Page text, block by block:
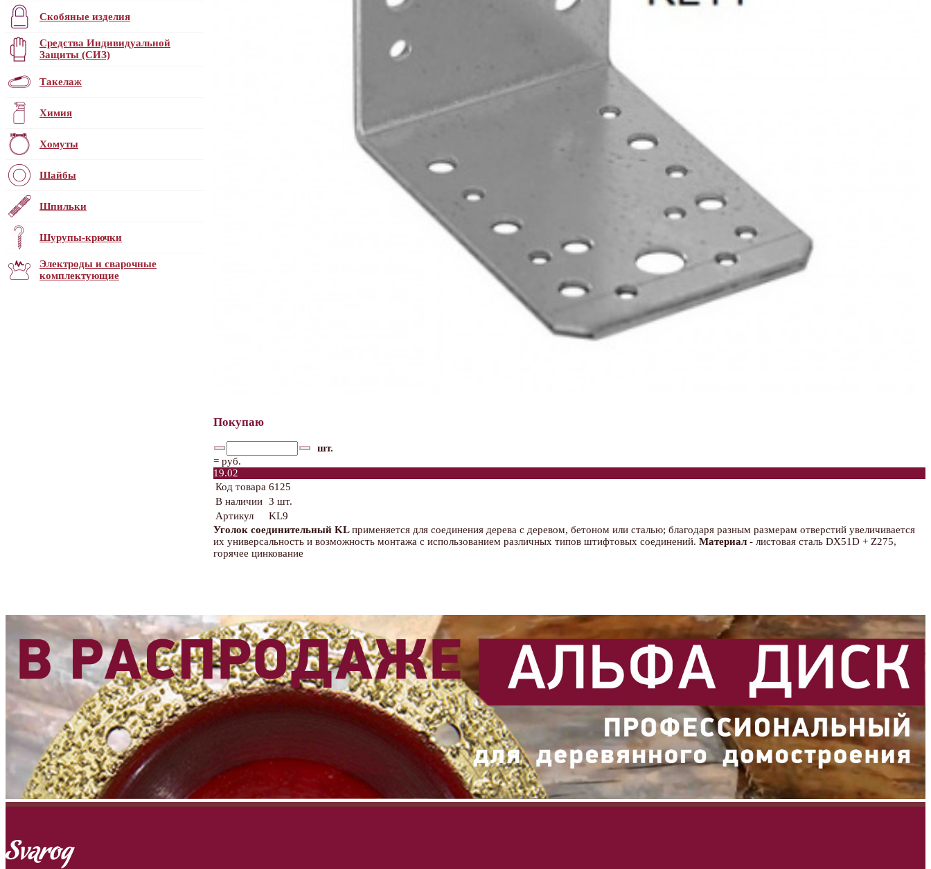
Скобяные изделия
Средства Индивидуальной
Защиты (СИЗ)
Такелаж
Химия
Хомуты
Шайбы
Шпильки
Шурупы-крючки
Электроды и сварочные
комплектующие
Покупаю
шт.
= руб.
19.02
Код товара 6125
В наличии 3 шт.
Артикул
KL9
Уголок соединительный KLприменяется для соединения дерева с деревом, бетоном или сталью; благодаря разным размерам отверстий увеличивается
их универсальность и возможность монтажа с использованием различных типов штифтовых соединений. Материал - листовая сталь DX51D + Z275,
горячее цинкование